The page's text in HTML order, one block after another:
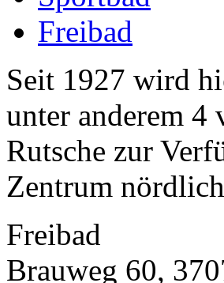
Freibad
Seit 1927 wird
unter anderem 4
Rutsche zur
Zentrum
Freibad
Brauweg 60,